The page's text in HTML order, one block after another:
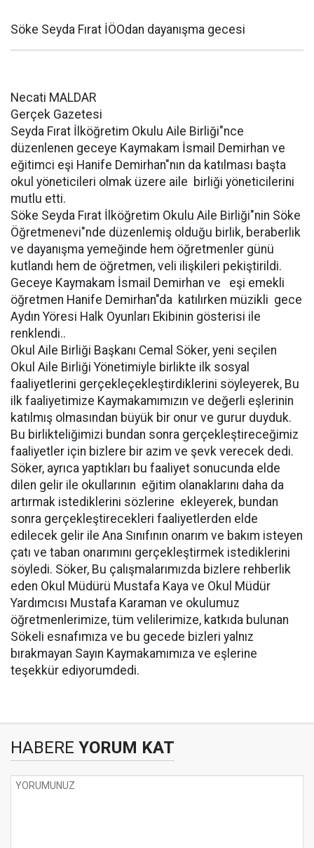
Söke Seyda Fırat İÖOdan dayanışma gecesi
Necati MALDAR
Gerçek Gazetesi
Seyda Fırat İlköğretim Okulu Aile Birliği"nce
düzenlenen geceye Kaymakam İsmail Demirhan ve
eğitimci eşi Hanife Demirhan"nın da katılması başta
okul yöneticileri olmak üzere aile birliği yöneticilerini
mutlu etti.
Söke Seyda Fırat İlköğretim Okulu Aile Birliği"nin Söke
Öğretmenevi"nde düzenlemiş olduğu birlik, beraberlik
ve dayanışma yemeğinde hem öğretmenler günü
kutlandı hem de öğretmen, veli ilişkileri pekiştirildi.
Geceye Kaymakam İsmail Demirhan ve eşi emekli
öğretmen Hanife Demirhan"da katılırken müzikli gece
Aydın Yöresi Halk Oyunları Ekibinin gösterisi ile
renklendi..
Okul Aile Birliği Başkanı Cemal Söker, yeni seçilen
Okul Aile Birliği Yönetimiyle birlikte ilk sosyal
faaliyetlerini gerçekleçekleştirdiklerini söyleyerek, Bu
ilk faaliyetimize Kaymakamımızın ve değerli eşlerinin
katılmış olmasından büyük bir onur ve gurur duyduk.
Bu birlikteliğimizi bundan sonra gerçekleştireceğimiz
faaliyetler için bizlere bir azim ve şevk verecek dedi.
Söker, ayrıca yaptıkları bu faaliyet sonucunda elde
dilen gelir ile okullarının eğitim olanaklarını daha da
artırmak istediklerini sözlerine ekleyerek, bundan
sonra gerçekleştirecekleri faaliyetlerden elde
edilecek gelir ile Ana Sınıfının onarım ve bakım isteyen
çatı ve taban onarımını gerçekleştirmek istediklerini
söyledi. Söker, Bu çalışmalarımızda bizlere rehberlik
eden Okul Müdürü Mustafa Kaya ve Okul Müdür
Yardımcısı Mustafa Karaman ve okulumuz
öğretmenlerimize, tüm velilerimize, katkıda bulunan
Sökeli esnafımıza ve bu gecede bizleri yalnız
bırakmayan Sayın Kaymakamımıza ve eşlerine
teşekkür ediyorumdedi.
HABERE YORUM KAT